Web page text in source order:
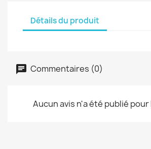
Détails du produit
Commentaires (0)
Aucun avis n'a été publié